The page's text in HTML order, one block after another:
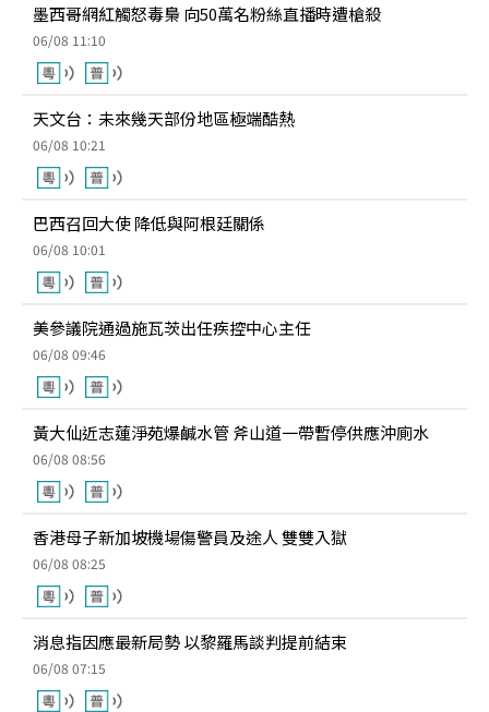
墨西哥網紅觸怒毒梟 向50萬名粉絲直播時遭槍殺
06/08 11:10
天文台：未來幾天部份地區極端酷熱
06/08 10:21
巴西召回大使 降低與阿根廷關係
06/08 10:01
美參議院通過施瓦茨出任疾控中心主任
06/08 09:46
黃大仙近志蓮淨苑爆鹹水管 斧山道一帶暫停供應沖廁水
06/08 08:56
香港母子新加坡機場傷警員及途人 雙雙入獄
06/08 08:25
消息指因應最新局勢 以黎羅馬談判提前結束
06/08 07:15